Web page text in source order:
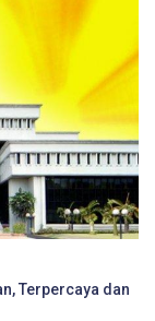
Terpercaya dan